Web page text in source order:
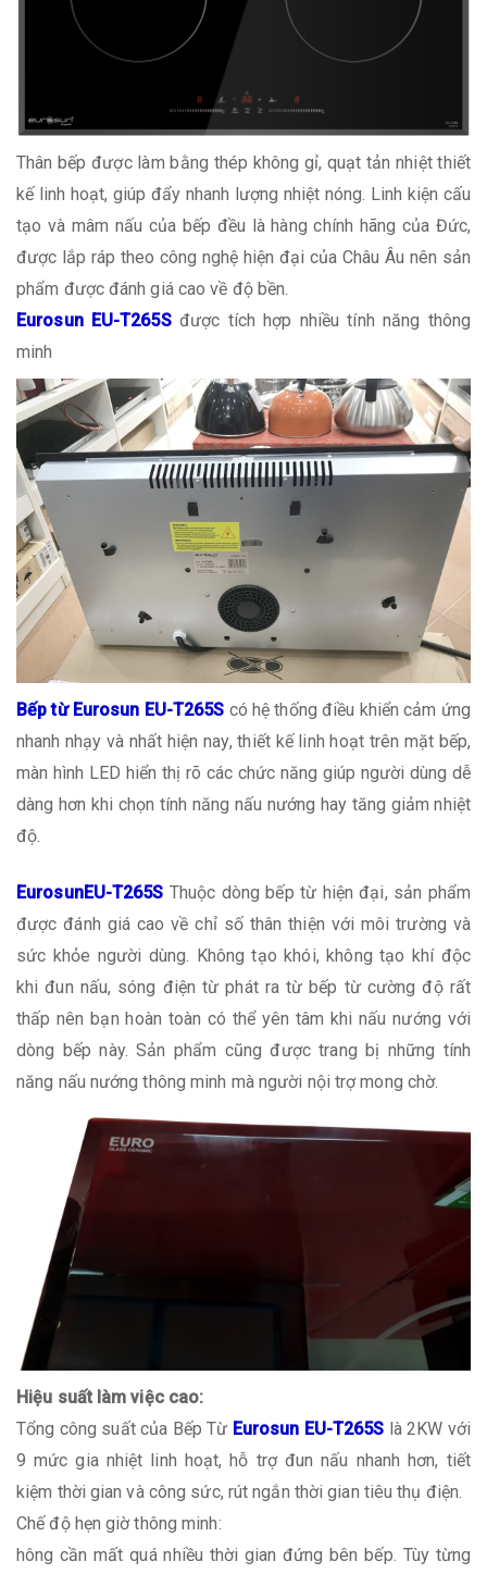
Thân bếp được làm bằng thép không gỉ, quạt tản nhiệt thiết
kế linh hoạt, giúp đẩy nhanh lượng nhiệt nóng. Linh kiện cấu
tạo và mâm nấu của bếp đều là hàng chính hãng của Đức,
được lắp ráp theo công nghệ hiện đại của Châu Âu nên sản
phẩm được đánh giá cao về độ bền.
Eurosun EU-T265S được tích hợp nhiều tính năng thông
minh
Bếp từ Eurosun EU-T265S có hệ thống điều khiển cảm ứng
nhanh nhạy và nhất hiện nay, thiết kế linh hoạt trên mặt bếp,
màn hình LED hiển thị rõ các chức năng giúp người dùng dễ
dàng hơn khi chọn tính năng nấu nướng hay tăng giảm nhiệt
độ.
EurosunEU-T265S Thuộc dòng bếp từ hiện đại, sản phẩm
được đánh giá cao về chỉ số thân thiện với môi trường và
sức khỏe người dùng. Không tạo khói, không tạo khí độc
khi đun nấu, sóng điện từ phát ra từ bếp từ cường độ rất
thấp nên bạn hoàn toàn có thể yên tâm khi nấu nướng với
dòng bếp này. Sản phẩm cũng được trang bị những tính
năng nấu nướng thông minh mà người nội trợ mong chờ.
Hiệu suất làm việc cao:
Tổng công suất của Bếp Từ Eurosun EU-T265S là 2KW với
9 mức gia nhiệt linh hoạt, hỗ trợ đun nấu nhanh hơn, tiết
kiệm thời gian và công sức, rút ngắn thời gian tiêu thụ điện.
Chế độ hẹn giờ thông minh:
hông cần mất quá nhiều thời gian đứng bên bếp. Tùy từng